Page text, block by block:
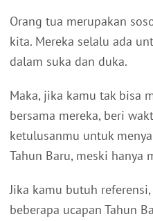
Orang tua merupakan
kita. Mereka selalu ada
dalam suka dan duka.
Maka, jika kamu tak bisa
bersama mereka, beri
ketulusanmu untuk
Tahun Baru, meski hanya
Jika kamu butuh
beberapa ucapan Tahun